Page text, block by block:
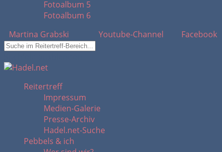
Fotoalbum 5
Fotoalbum 6
Martina Grabski
Youtube-Channel Facebook
Reitertreff
Impressum
Medien-Galerie
Presse-Archiv
Hadel.net-Suche
Pebbels & ich